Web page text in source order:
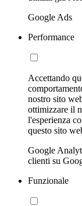
Google Ads
Performance
Accettando
nostro sito
ottimizzare il
l'esperienza
questo sito
Google
clienti su
Funzionale